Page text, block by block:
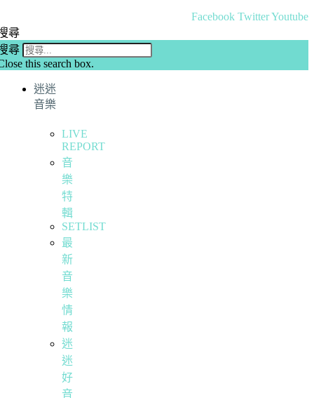
Facebook TwitterYoutube
尋
尋
this search box.
迷迷
音樂
LIVE
REPORT
音
樂
特
輯
SETLIST
最
新
音
樂
情
報
迷
迷
好
音